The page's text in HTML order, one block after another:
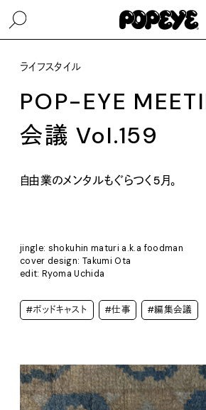
ライフスタイル
POP-EYE
会議 Vol.159
自由業のメンタルもぐらつく5月。
jingle: shokuhin maturi a.k.a foodman
cover design: Takumi Ota
edit: Ryoma Uchida
#ポッドキャスト #仕事 #編集会議